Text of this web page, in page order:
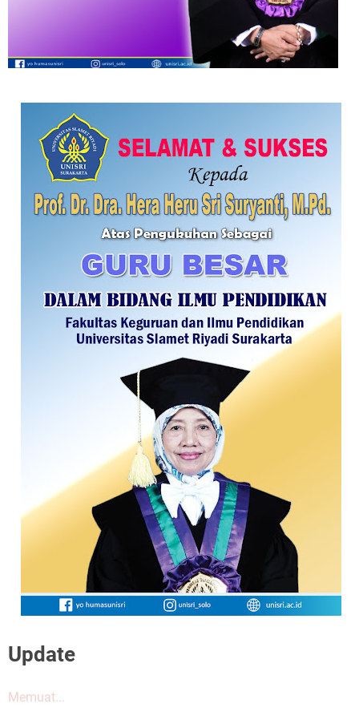
Update
Memuat...